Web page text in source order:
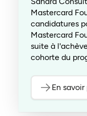
Mastercard
candidatures
Mastercard
suite à
cohorte du
En savoir